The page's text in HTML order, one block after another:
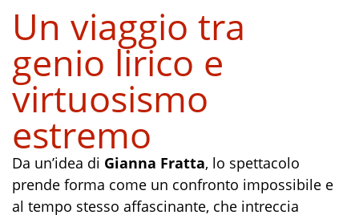
Un viaggio tra
genio lirico e
virtuosismo
estremo
Da un’idea di Gianna Fratta, lo spettacolo
prende forma come un confronto impossibile e
al tempo stesso affascinante, che intreccia